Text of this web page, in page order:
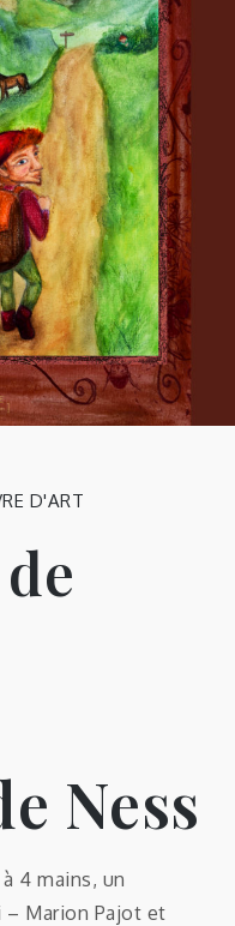
D'ART
Ness
4 mains, un
– Marion Pajot et